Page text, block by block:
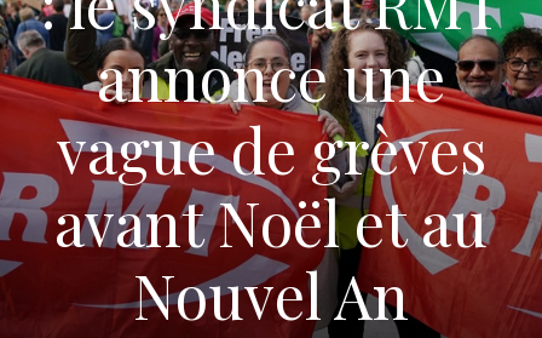
annonce une
vague de grèves
avant Noël et au
Nouvel An